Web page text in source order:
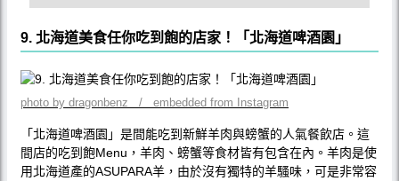
9. 北海道美食任你吃到飽的店家！「北海道啤酒園」
photo by dragonbenz / embedded from Instagram
「北海道啤酒園」是間能吃到新鮮羊肉與螃蟹的人氣餐飲店。這
間店的吃到飽Menu，羊肉、螃蟹等食材皆有包含在內。羊肉是使
用北海道產的ASUPARA羊，由於沒有獨特的羊騷味，可是非常容